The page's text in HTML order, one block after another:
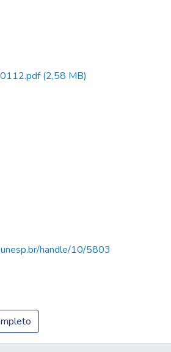
(2,58 MB)
handle/10/5803